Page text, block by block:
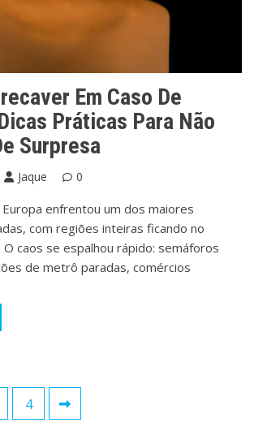
Em Caso De
Práticas Para Não
Surpresa
Jaque 0
enfrentou um dos maiores
com regiões inteiras ficando no
caos se espalhou rápido: semáforos
de metrô paradas, comércios
4